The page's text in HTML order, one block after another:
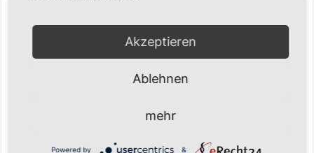
Akzeptieren
Ablehnen
mehr
Powered by &